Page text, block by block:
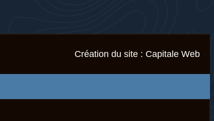
Création du site : Capitale Web